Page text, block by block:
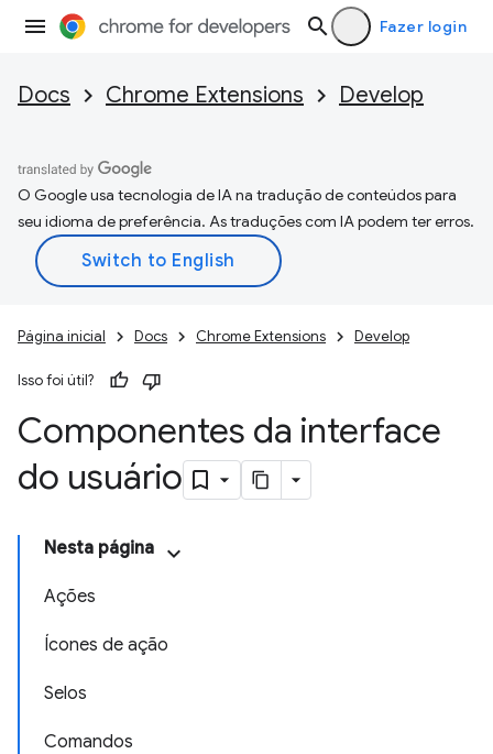
Fazer login
Docs Chrome Extensions Develop
O Google usa tecnologia de IA na tradução de conteúdos para
seu idioma de preferência. As traduções com IA podem ter erros.
Página inicial Docs Chrome Extensions Develop
Isso foi útil?
Componentes da interface
do usuário
Nesta página
Ações
Ícones de ação
Selos
Comandos